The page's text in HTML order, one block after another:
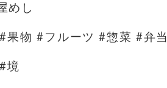
めし
果物 #フルーツ #惣菜 #弁当
境